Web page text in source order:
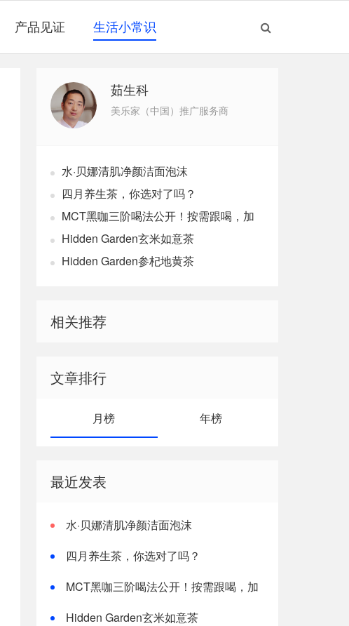
产品见证 生活小常识
茹生科
美乐家（中国）推广服务商
水·贝娜清肌净颜洁面泡沫
四月养生茶，你选对了吗？
MCT黑咖三阶喝法公开！按需跟喝，加
速燃体
Hidden Garden玄米如意茶
Hidden Garden参杞地黄茶
相关推荐
文章排行
月榜 年榜
最近发表
水·贝娜清肌净颜洁面泡沫
四月养生茶，你选对了吗？
MCT黑咖三阶喝法公开！按需跟喝，加
Hidden Garden玄米如意茶